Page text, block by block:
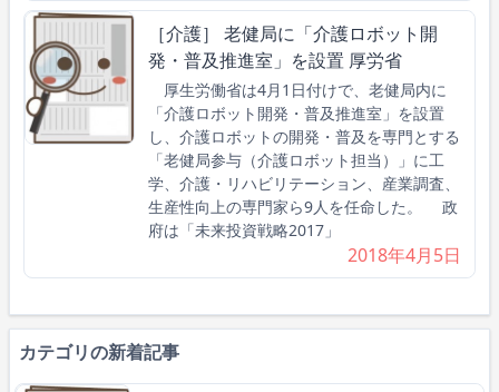
［介護］ 老健局に「介護ロボット開
発・普及推進室」を設置 厚労省
厚生労働省は4月1日付けで、老健局内に
「介護ロボット開発・普及推進室」を設置
し、介護ロボットの開発・普及を専門とする
「老健局参与（介護ロボット担当）」に工
学、介護・リハビリテーション、産業調査、
生産性向上の専門家ら9人を任命した。 政
府は「未来投資戦略2017」
2018年4月5日
カテゴリの新着記事